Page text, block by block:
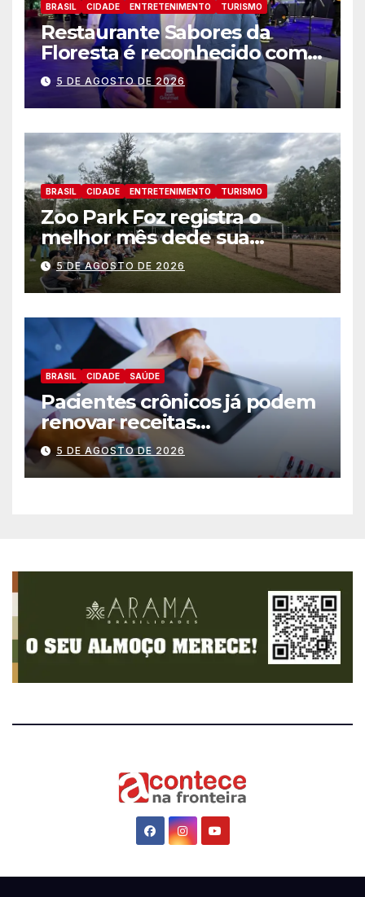
BRASIL CIDADE ENTRETENIMENTO TURISMO
Restaurante Sabores da
Floresta é reconhecido como
um dos Lugares Imperdíveis
de Foz do Iguaçu
5 DE AGOSTO DE 2026
BRASIL CIDADE ENTRETENIMENTO TURISMO
Zoo Park Foz registra o
melhor mês dede sua
inauguração
5 DE AGOSTO DE 2026
BRASIL CIDADE SAÚDE
Pacientes crônicos já podem
renovar receitas
automaticamente pelo
aplicativo da Prefeitura
5 DE AGOSTO DE 2026